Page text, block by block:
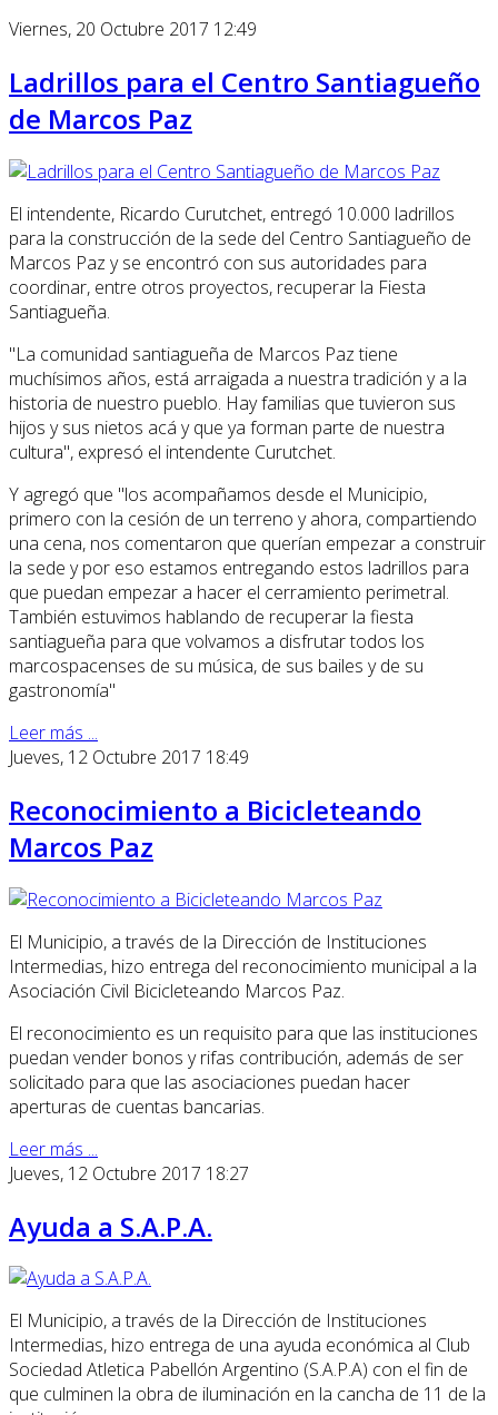
Viernes, 20 Octubre 2017 12:49
Ladrillos para el Centro Santiagueño
de Marcos Paz
El intendente, Ricardo Curutchet, entregó 10.000 ladrillos
para la construcción de la sede del Centro Santiagueño de
Marcos Paz y se encontró con sus autoridades para
coordinar, entre otros proyectos, recuperar la Fiesta
Santiagueña.
"La comunidad santiagueña de Marcos Paz tiene
muchísimos años, está arraigada a nuestra tradición y a la
historia de nuestro pueblo. Hay familias que tuvieron sus
hijos y sus nietos acá y que ya forman parte de nuestra
cultura", expresó el intendente Curutchet.
Y agregó que "los acompañamos desde el Municipio,
primero con la cesión de un terreno y ahora, compartiendo
una cena, nos comentaron que querían empezar a construir
la sede y por eso estamos entregando estos ladrillos para
que puedan empezar a hacer el cerramiento perimetral.
También estuvimos hablando de recuperar la fiesta
santiagueña para que volvamos a disfrutar todos los
marcospacenses de su música, de sus bailes y de su
gastronomía"
Leer más ...
Jueves, 12 Octubre 2017 18:49
Reconocimiento a Bicicleteando
Marcos Paz
El Municipio, a través de la Dirección de Instituciones
Intermedias, hizo entrega del reconocimiento municipal a la
Asociación Civil Bicicleteando Marcos Paz.
El reconocimiento es un requisito para que las instituciones
puedan vender bonos y rifas contribución, además de ser
solicitado para que las asociaciones puedan hacer
aperturas de cuentas bancarias.
Leer más ...
Jueves, 12 Octubre 2017 18:27
Ayuda a S.A.P.A.
El Municipio, a través de la Dirección de Instituciones
Intermedias, hizo entrega de una ayuda económica al Club
Sociedad Atletica Pabellón Argentino (S.A.P.A) con el fin de
que culminen la obra de iluminación en la cancha de 11 de la